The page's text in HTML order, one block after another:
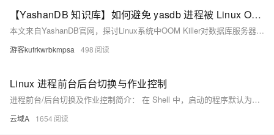
【YashanDB 知识库】如何避免 yasdb 进程被 Linux OOM Killer 杀掉
本文来自YashanDB官网，探讨Linux系统中OOM Killer对数据库服务器的影响及解决方法。当内存接近耗尽时，OOM Killer会杀死占用最多内存的进程，这可能导致数据库主进程被误杀。为避免此问题，可采取两种方法：一是在OS层面关闭OOM Killer，通过修改`/etc/sysctl.conf`文件并重启生效；二是豁免数据库进程，由数据库实例用户借助`sudo`权限调整`oom_score_adj`值。这些措施有助于保护数据库进程免受系统内存管理机制的影响。
游客kufrkwrbkmpsa 498
Linux 进程前台后台切换与作业控制
进程前台/后台切换及作业控制简介： 在 Shell 中，启动的程序默认为前台进程，会占用终端直到执行完毕。例如，执行 `./shella.sh` 时，终端会被占用。为避免不便，可将命令放到后台运行，如 `./shella.sh &`，此时终端命令行立即返回，可继续输入其他命令。 常用作业控制命令： - `fg %1`：将后台作业切换到前台。 - `Ctrl + Z`：暂停前台作业并放到后台。 - `bg %1`：让暂停的后台作业继续执行。 - `kill %1`：终止后台作业。 优先级调整：
云域A 1654